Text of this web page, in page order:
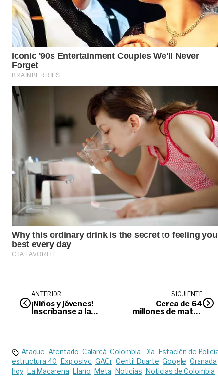
ANTERIOR
¡Niños y jóvenes!
Inscríbanse a la
SIGUIENTE
Cerca de 64
millones de matas
Ataque Atentado Calarcá Colombia Día Estación de
estructura 40 Explosivo GAOr Gentil Duarte Google Granada
hoy La Macarena Llano Meta Noticias Noticias de Colombia